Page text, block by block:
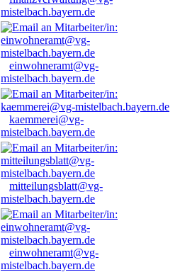
mistelbach.bayern.de
einwohneramt@vg-
mistelbach.bayern.de
kaemmerei@vg-
mistelbach.bayern.de
mitteilungsblatt@vg-
mistelbach.bayern.de
einwohneramt@vg-
mistelbach.bayern.de